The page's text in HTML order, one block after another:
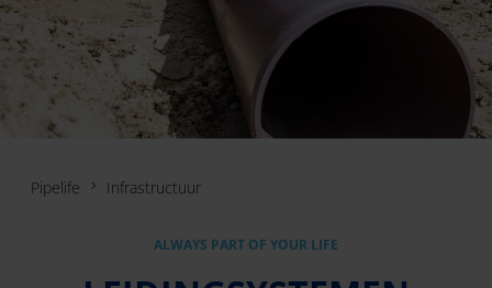
Pipelife Infrastructuur
ALWAYS PART OF YOUR LIFE